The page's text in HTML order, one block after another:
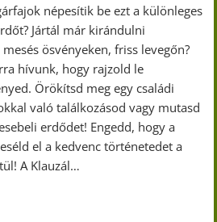
népesítik be ezt a különleges
Jártál már kirándulni
ösvényeken, friss levegőn?
hívunk, hogy rajzold le
Örökítsd meg egy családi
való találkozásod vagy mutasd
erdődet! Engedd, hogy a
el a kedvenc történetedet a
A Klauzál…